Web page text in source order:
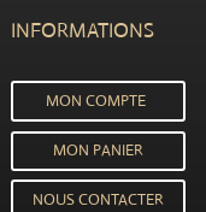
INFORMATIONS
MON COMPTE
MON PANIER
NOUS CONTACTER